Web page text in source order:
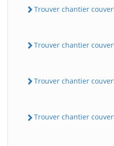
Trouver chantier
Trouver chantier
Trouver chantier
Trouver chantier